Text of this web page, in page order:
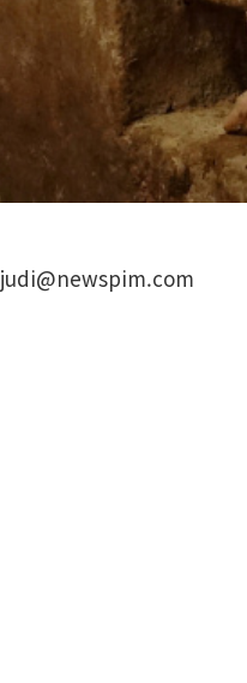
judi@newspim.com